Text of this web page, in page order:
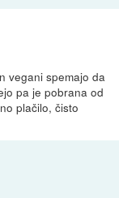
vegani spemajo da
pa je pobrana od
plačilo, čisto